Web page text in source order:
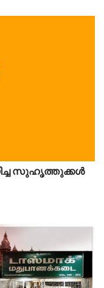
സുഹൃത്തുക്കൾ